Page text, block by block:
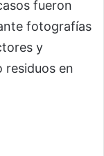
fueron
fotografías
y
residuos en